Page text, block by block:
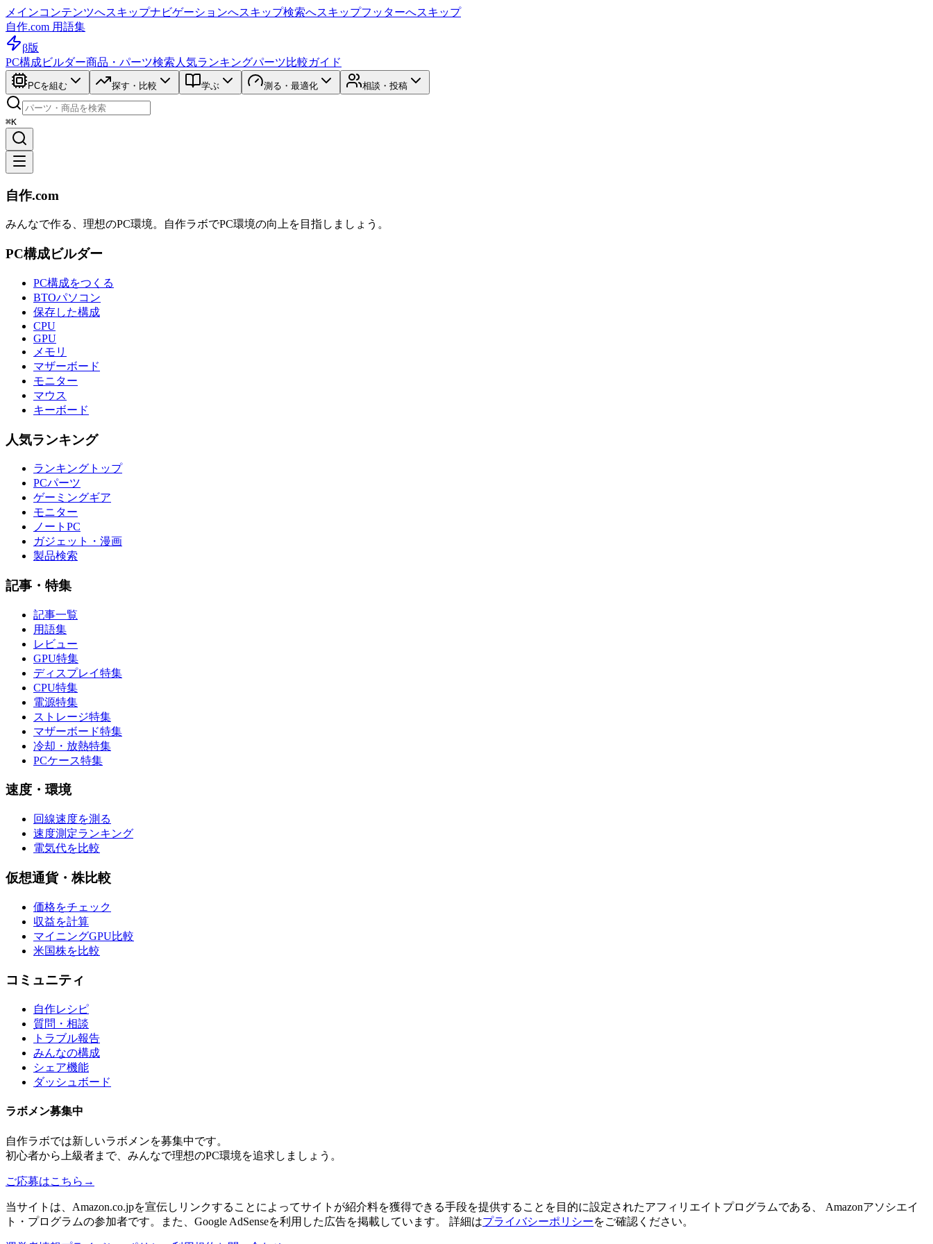
メインコンテンツへスキップナビゲーションへスキップ検索へスキップフッターへスキップ
自作.com 用語集
β版
PC構成ビルダー商品・パーツ検索 人気ランキングパーツ比較ガイド
PCを組む 探す・比較 学ぶ 測る・最適化 相談・投稿
⌘K
自作.com
みんなで作る、理想のPC環境。 自作ラボでPC環境の向上を目指しましょう。
PC構成ビルダー
PC構成をつくる
BTOパソコン
保存した構成
CPU
GPU
メモリ
マザーボード
モニター
マウス
キーボード
人気ランキング
ランキングトップ
PCパーツ
ゲーミングギア
モニター
ノートPC
ガジェット・漫画
製品検索
記事・特集
記事一覧
用語集
レビュー
GPU特集
ディスプレイ特集
CPU特集
電源特集
ストレージ特集
マザーボード特集
冷却・放熱特集
PCケース特集
速度・環境
回線速度を測る
速度測定ランキング
電気代を比較
仮想通貨・株比較
価格をチェック
収益を計算
マイニングGPU比較
米国株を比較
コミュニティ
自作レシピ
質問・相談
トラブル報告
みんなの構成
シェア機能
ダッシュボード
ラボメン募集中
自作ラボでは新しいラボメンを募集中です。
初心者から上級者まで、みんなで理想のPC環境を追求しましょう。
ご応募はこちら →
当サイトは、Amazon.co.jpを宣伝しリンクすることによってサイトが紹介料を獲得できる手段を提供することを目的に設定されたアフィリエイトプログラムである、 Amazonアソシエイ
ト・プログラムの参加者です。また、Google AdSenseを利用した広告を掲載しています。 詳細はプライバシーポリシーをご確認ください。